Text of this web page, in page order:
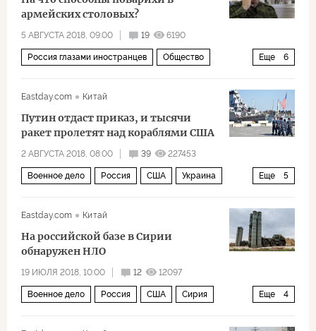
армейских столовых?
5 АВГУСТА 2018, 09:00 19 6190
Еще 6
Россия глазами иностранцев Общество
климат
Eastday.com Китай
Путин отдаст приказ, и тысячи
ракет пролетят над кораблями США
2 АВГУСТА 2018, 08:00 39 227453
Еще 5
Военное дело Россия США Украина
ракета
Eastday.com Китай
На российской базе в Сирии
обнаружен НЛО
19 ИЮЛЯ 2018, 10:00 12 12097
Еще 4
Военное дело Россия США Сирия